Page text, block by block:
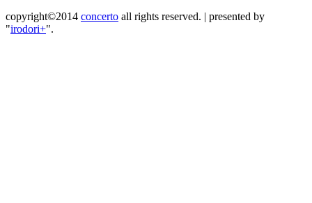
copyright©2014 concerto all rights reserved. | presented by
"irodori+".